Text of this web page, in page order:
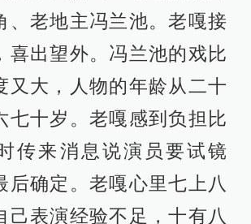
、老地主冯兰池。老嘎接
喜出望外。冯兰池的戏比
又大，人物的年龄从二十
七十岁。老嘎感到负担比
传来消息说演员要试镜
后确定。老嘎心里七上八
己表演经验不足，十有八